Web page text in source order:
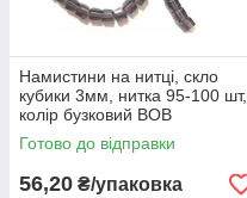
Намистини на нитці, скло
кубики 3мм, нитка 95-100 шт,
колір бузковий ВОВ
Готово до відправки
56,20 ₴/упаковка